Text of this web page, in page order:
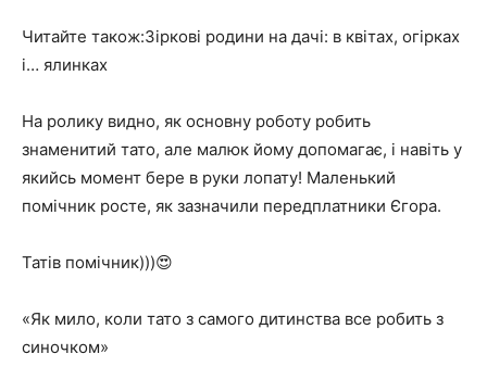
Читайте також:Зіркові родини на дачі: в квітах, огірках
і… ялинках
На ролику видно, як основну роботу робить
знаменитий тато, але малюк йому допомагає, і навіть у
якийсь момент бере в руки лопату! Маленький
помічник росте, як зазначили передплатники Єгора.
Татів помічник)))😍
«Як мило, коли тато з самого дитинства все робить з
синочком»